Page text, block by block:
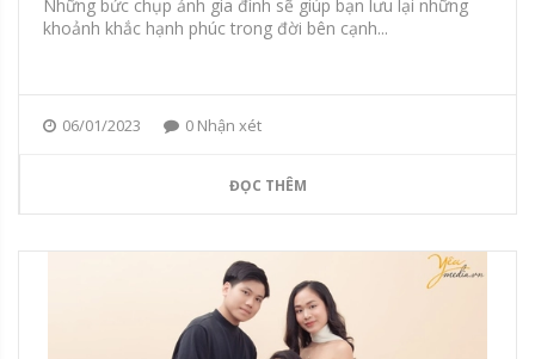
Những bức chụp ảnh gia đình sẽ giúp bạn lưu lại những
khoảnh khắc hạnh phúc trong đời bên cạnh...
06/01/2023 0 Nhận xét
ĐỌC THÊM